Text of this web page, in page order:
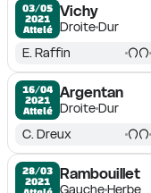
03/05
2021
Attelé
Vichy
DroiteDur
E. Raffin
16/04
2021
Attelé
Argentan
DroiteDur
C. Dreux
28/03
2021
Rambouillet